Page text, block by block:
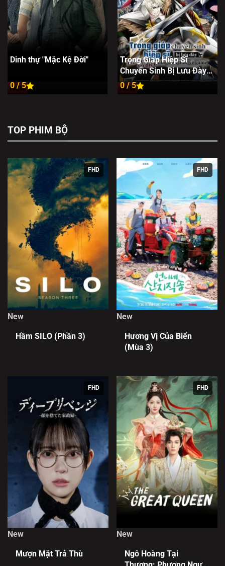
New
Dinh thự "Mặc Kệ Đời"
0 / 5 New
Trọng Giáp Hiệp Sĩ
Chuyển Sinh Bị Lưu Đày
Trở Nên Vô Địch Nhờ Kiến
Thức Về Game
0 / 5
TOP PHIM BỘ
FHD
New
Hầm SILO (Phần 3)
FHD
New
Hương Vị Của Biển
(Mùa 3)
FHD
New
Mượn Mặt Trả Thù
FHD
New
Ngô Hoàng Tại